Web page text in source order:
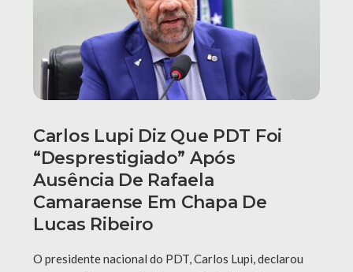
Carlos Lupi Diz Que PDT Foi
“desprestigiado” Após
Ausência De Rafaela
Camaraense Em Chapa De
Lucas Ribeiro
O presidente nacional do PDT, Carlos Lupi, declarou